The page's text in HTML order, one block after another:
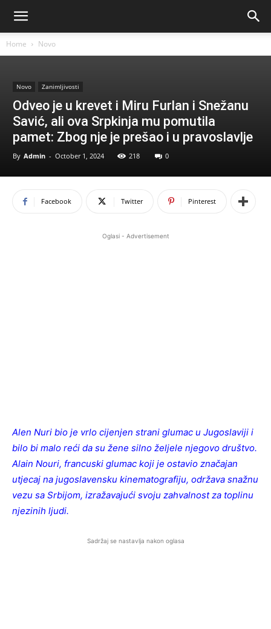
Home Novo
Novo Zanimljivosti
Odveo je u krevet i Miru Furlan i Snežanu
Savić, ali ova Srpkinja mu pomutila
pamet: Zbog nje je prešao i u pravoslavlje
By Admin - October 1, 2024 218 0
Facebook Twitter Pinterest
Oglasi - Advertisement
Alen Nuri bio je vrlo cijenjen strani glumac u Jugoslaviji i
bilo bi malo reći da su žene silno željele njegovo društvo.
Alain Nouri, francuski glumac koji je ostavio značajan
utjecaj na jugoslavensku kinematografiju, održava snažnu
vezu sa Srbijom, izražavajući svoju zahvalnost za toplinu
njezinih ljudi.
Sadržaj se nastavlja nakon oglasa